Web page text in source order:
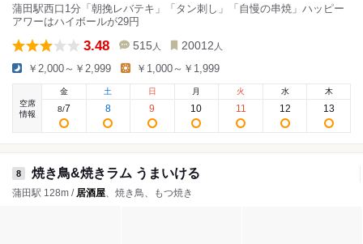
蒲田駅西口1分「朝挽レバテキ」「タン刺し」「自慢の串焼」ハッピー
アワーはハイボールが29円
3.48 515 人 20012 人
￥2,000～￥2,999 ￥1,000～￥1,999
空席
情報
金
8/7
土
8
日
9
月
10
火
11
水
12
木
13
8 焼き鳥&焼きラム うまいける
蒲田駅 128m / 居酒屋、焼き鳥、もつ焼き